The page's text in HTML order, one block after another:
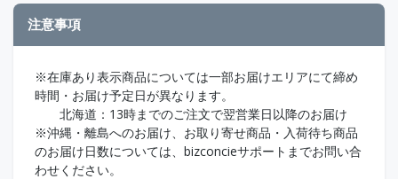
注意事項
※在庫あり表示商品については一部お届けエリアにて締め
時間・お届け予定日が異なります。
北海道：13時までのご注文で翌営業日以降のお届け
※沖縄・離島へのお届け、お取り寄せ商品・入荷待ち商品
のお届け日数については、bizconcieサポートまでお問い合
わせください。